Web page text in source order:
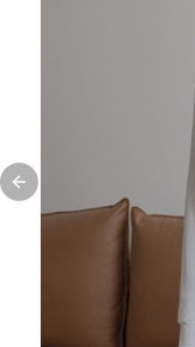
Previous slide